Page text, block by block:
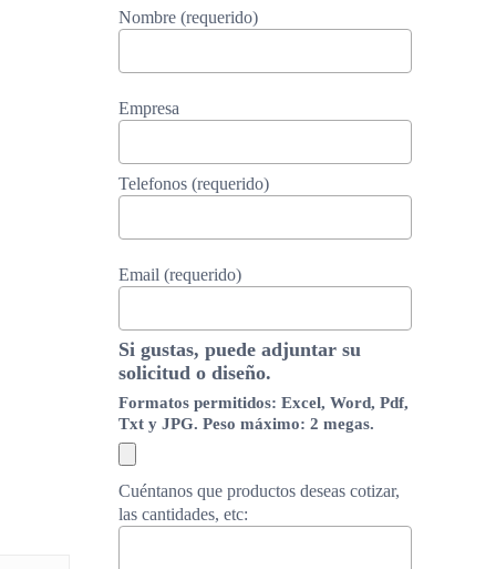
Nombre (requerido)
Empresa
Telefonos (requerido)
Email (requerido)
Si gustas, puede adjuntar su
solicitud o diseño.
Formatos permitidos: Excel, Word, Pdf,
Txt y JPG. Peso máximo: 2 megas.
Cuéntanos que productos deseas cotizar,
las cantidades, etc: